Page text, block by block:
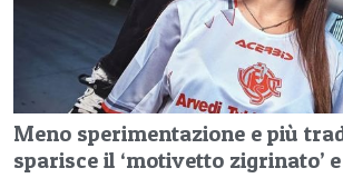
Meno sperimentazione e più
sparisce il ‘motivetto zigrinato’